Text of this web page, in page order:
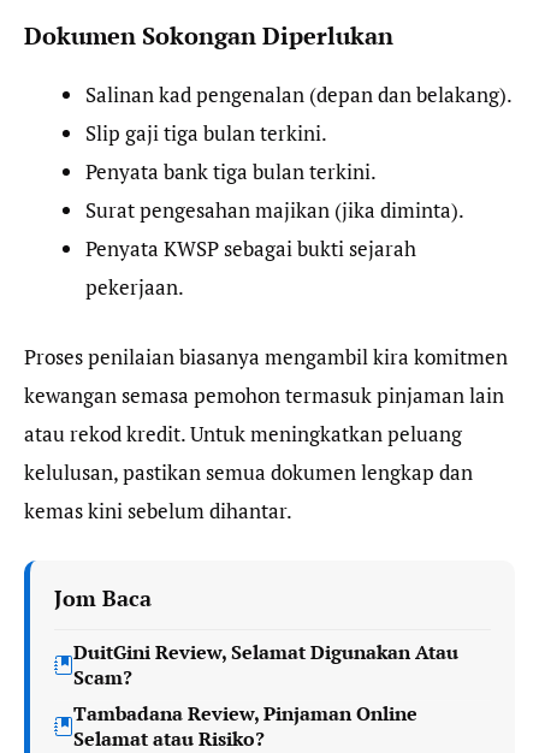
Dokumen Sokongan Diperlukan
Salinan kad pengenalan (depan dan belakang).
Slip gaji tiga bulan terkini.
Penyata bank tiga bulan terkini.
Surat pengesahan majikan (jika diminta).
Penyata KWSP sebagai bukti sejarah
pekerjaan.
Proses penilaian biasanya mengambil kira komitmen
kewangan semasa pemohon termasuk pinjaman lain
atau rekod kredit. Untuk meningkatkan peluang
kelulusan, pastikan semua dokumen lengkap dan
kemas kini sebelum dihantar.
Jom Baca
DuitGini Review, Selamat Digunakan Atau
Scam?
Tambadana Review, Pinjaman Online
Selamat atau Risiko?